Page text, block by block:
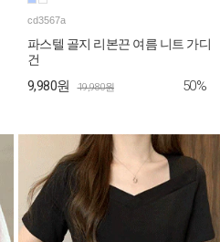
cd3567a
파스텔 골지 리본끈 여름 니트 가디
건
9,980원 19,980원 50%